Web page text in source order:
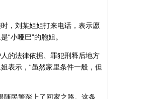
，刘某姐姐打来电话，表示愿
小哑巴”的胞姐。
的法律依据、罪犯刑释后地方
表示，“虽然家里条件一般，但
随民警踏上了回家之路。这条